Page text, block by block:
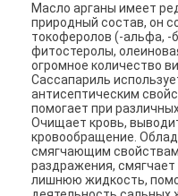
Масло арганы имеет
природный состав, он
токоферолов (-альфа, -
фитостеролы,
огромное количество
Сассапариль
антисептическим
помогает при
Очищает кровь,
кровообращение.
смягчающим
раздражения,
лишнюю жидкость,